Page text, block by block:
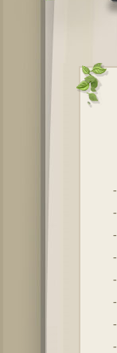
-
-
-
-
-
-
-
-